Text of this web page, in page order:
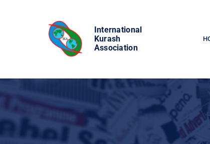
International
Kurash
Association